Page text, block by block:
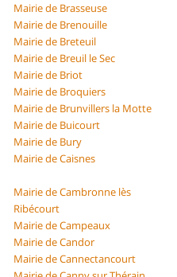
Mairie de Brasseuse
Mairie de Brenouille
Mairie de Breteuil
Mairie de Breuil le Sec
Mairie de Briot
Mairie de Broquiers
Mairie de Brunvillers la Motte
Mairie de Buicourt
Mairie de Bury
Mairie de Caisnes
Mairie de Cambronne lès
Ribécourt
Mairie de Campeaux
Mairie de Candor
Mairie de Cannectancourt